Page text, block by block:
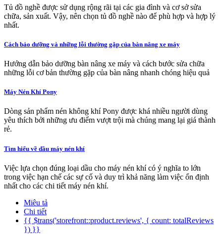
Tủ đồ nghề được sử dụng rộng rãi tại các gia đình và cơ sở sửa
chữa, sản xuất. Vậy, nên chọn tủ đồ nghề nào để phù hợp và hợp lý
nhất.
Cách bảo dưỡng và những lỗi thường gặp của bàn nâng xe máy
Hướng dẫn bảo dưỡng bàn nâng xe máy và cách bước sửa chữa
những lỗi cơ bản thường gặp của bàn nâng nhanh chóng hiệu quả
Máy Nén Khí Pony
Dòng sản phẩm nén không khí Pony được khá nhiều người dùng
yêu thích bởi những ưu điểm vượt trội mà chúng mang lại giá thành
rẻ.
Tìm hiểu về dầu máy nén khí
Việc lựa chọn đúng loại dầu cho máy nén khí có ý nghĩa to lớn
trong việc hạn chế các sự cố và duy trì khả năng làm việc ổn định
nhất cho các chi tiết máy nén khí.
Miêu tả
Chi tiết
{{ $trans('storefront::product.reviews', { count: totalReviews
}) }}